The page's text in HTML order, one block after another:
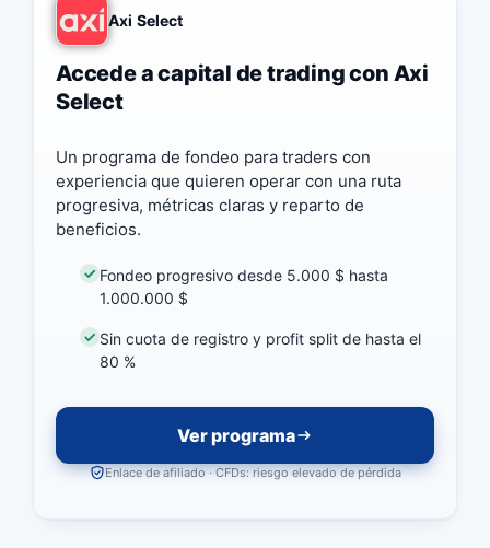
Axi Select
Accede a capital de trading con Axi
Select
Un programa de fondeo para traders con
experiencia que quieren operar con una ruta
progresiva, métricas claras y reparto de
beneficios.
Fondeo progresivo desde 5.000 $ hasta
1.000.000 $
Sin cuota de registro y profit split de hasta el
80 %
Ver programa
Enlace de afiliado · CFDs: riesgo elevado de pérdida